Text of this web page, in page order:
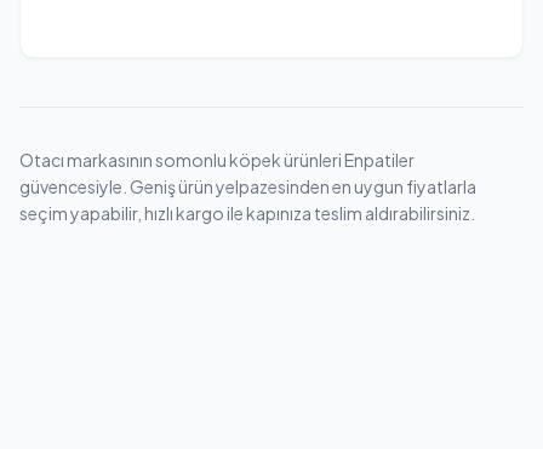
Otacı markasının somonlu köpek ürünleri Enpatiler
güvencesiyle. Geniş ürün yelpazesinden en uygun fiyatlarla
seçim yapabilir, hızlı kargo ile kapınıza teslim aldırabilirsiniz.